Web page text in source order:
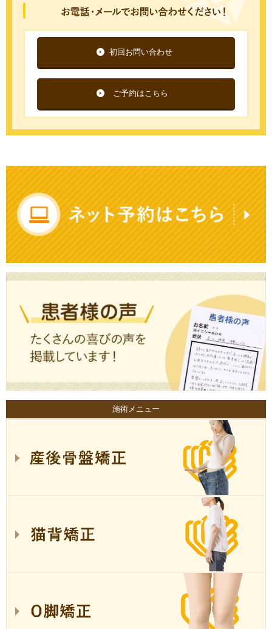
初回お問い合わせ
ご予約はこちら
施術メニュー